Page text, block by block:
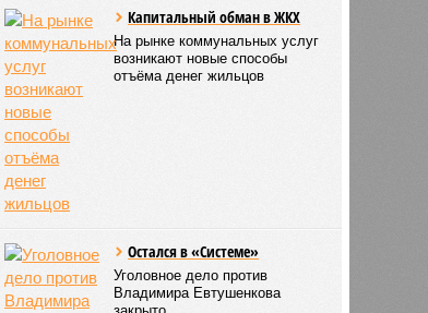
Капитальный обман в ЖКХ
На рынке коммунальных услуг
возникают новые способы
отъёма денег жильцов
Остался в «Системе»
Уголовное дело против
Владимира Евтушенкова
закрыто